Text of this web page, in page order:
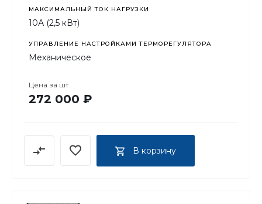
МАКСИМАЛЬНЫЙ ТОК НАГРУЗКИ
10А (2,5 кВт)
УПРАВЛЕНИЕ НАСТРОЙКАМИ ТЕРМОРЕГУЛЯТОРА
Механическое
Цена за шт
272 000 ₽
В корзину